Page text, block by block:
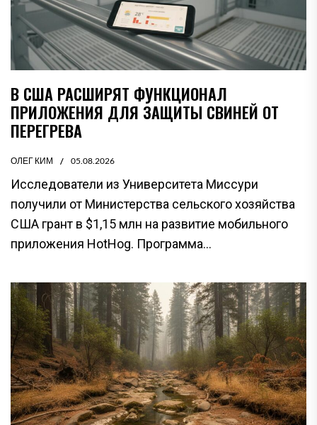
В США РАСШИРЯТ ФУНКЦИОНАЛ
ПРИЛОЖЕНИЯ ДЛЯ ЗАЩИТЫ СВИНЕЙ ОТ
ПЕРЕГРЕВА
ОЛЕГ КИМ 05.08.2026
Исследователи из Университета Миссури
получили от Министерства сельского хозяйства
США грант в $1,15 млн на развитие мобильного
приложения HotHog. Программа...